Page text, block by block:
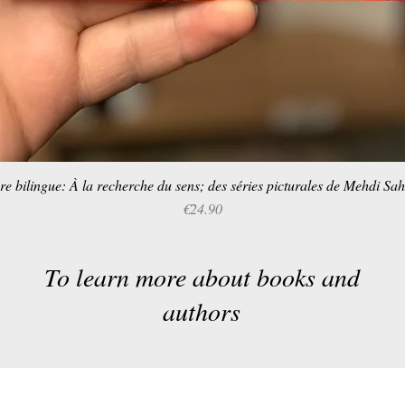
Quick View
bilingue: À la recherche du sens; des séries picturales de Mehdi
Price
€24.90
To learn more about books and
authors